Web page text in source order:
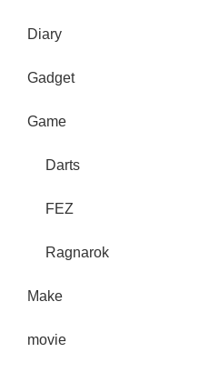
Diary
Gadget
Game
Darts
FEZ
Ragnarok
Make
movie